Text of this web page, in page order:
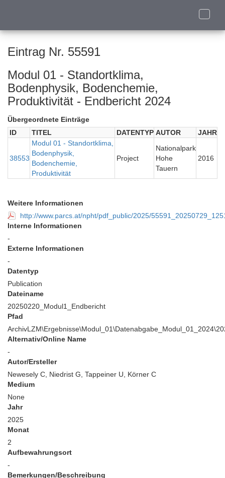
Toggle
Eintrag Nr. 55591
Modul 01 - Standortklima,
Bodenphysik, Bodenchemie,
Produktivität - Endbericht 2024
Übergeordnete Einträge
ID
TITEL DATENTYP AUTOR JAHR
38553
Modul 01 - Standortklima,
Bodenphysik,
Bodenchemie,
Produktivität
Project
Nationalpark
Hohe
Tauern
2016
Weitere Informationen
http://www.parcs.at/npht/pdf_public/2025/
Interne Informationen
-
Externe Informationen
-
Datentyp
Publication
Dateiname
20250220_Modul1_Endbericht
Pfad
Alternativ/Online Name
-
Autor/Ersteller
Newesely C, Niedrist G, Tappeiner U, Körner C
Medium
None
Jahr
2025
Monat
2
Aufbewahrungsort
-
Bemerkungen/Beschreibung